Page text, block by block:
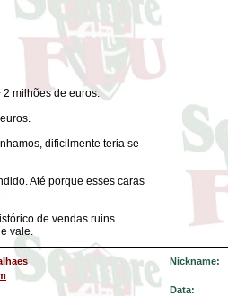
2 milhões de euros.
dificilmente teria se
Até porque esses caras
de vendas ruins.
vale.
Nickname:
Data: